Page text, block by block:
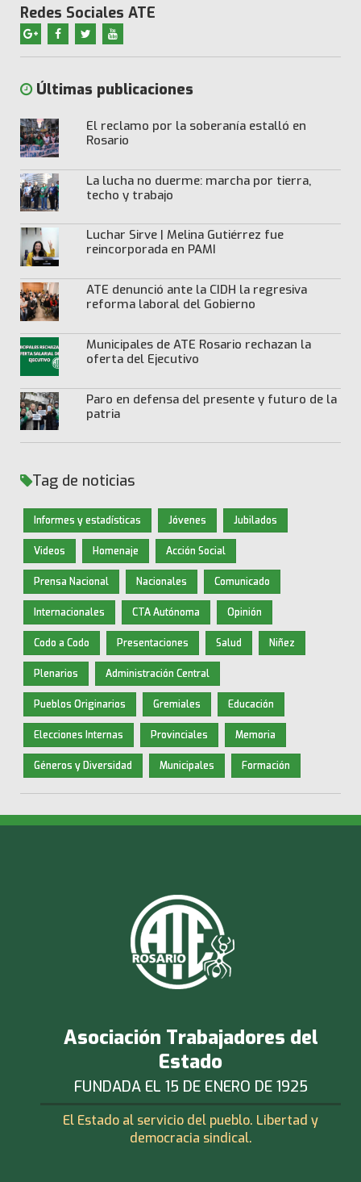
Redes Sociales ATE
Últimas publicaciones
El reclamo por la soberanía estalló en
Rosario
La lucha no duerme: marcha por tierra,
techo y trabajo
Luchar Sirve | Melina Gutiérrez fue
reincorporada en PAMI
ATE denunció ante la CIDH la regresiva
reforma laboral del Gobierno
Municipales de ATE Rosario rechazan la
oferta del Ejecutivo
Paro en defensa del presente y futuro de la
patria
Tag de noticias
Informes y estadísticas Jóvenes Jubilados
Videos Homenaje Acción Social
Prensa Nacional Nacionales Comunicado
Internacionales CTA Autónoma Opinión
Codo a Codo Presentaciones Salud Niñez
Plenarios Administración Central
Pueblos Originarios Gremiales Educación
Elecciones Internas Provinciales Memoria
Géneros y Diversidad Municipales Formación
Asociación Trabajadores del
Estado
FUNDADA EL 15 DE ENERO DE 1925
El Estado al servicio del pueblo. Libertad y
democracia sindical.